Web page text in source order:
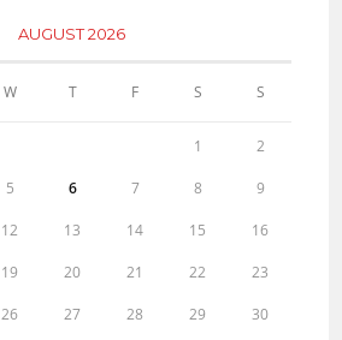
AUGUST 2026
W T F S S
1 2
5 6 7 8 9
12 13 14 15 16
19 20 21 22 23
26 27 28 29 30